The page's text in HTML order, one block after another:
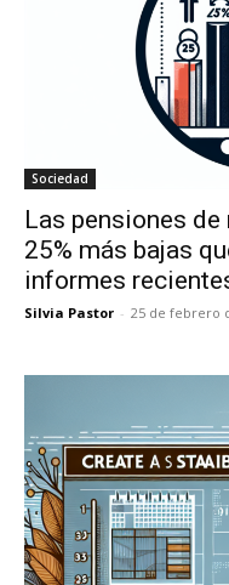
Sociedad
Las pensiones
25% más bajas
informes
Silvia Pastor - 25 de febrero